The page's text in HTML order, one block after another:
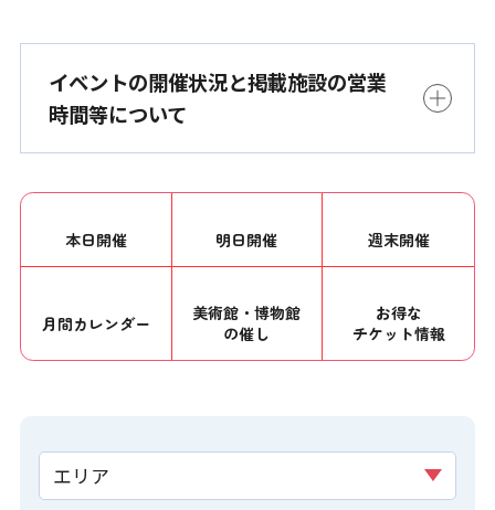
イベントの開催状況と掲載施設の営業
時間等について
本日開催 明日開催 週末開催
月間カレンダー
美術館・博物館
の催し
お得な
チケット情報
エリア